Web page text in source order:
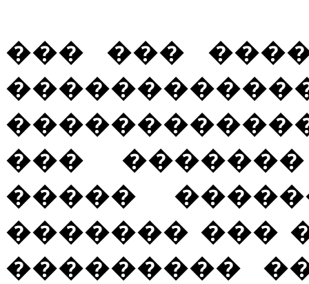
��� ���
���
�����
������� ���
���������